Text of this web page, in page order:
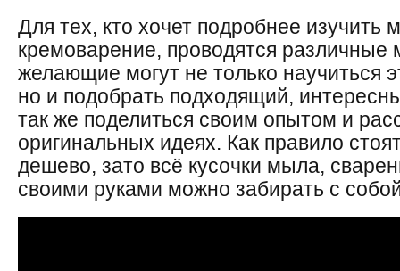
Для тех, кто хочет подробнее изучить
кремоварение, проводятся различные
желающие могут не только научиться
но и подобрать подходящий,
так же поделиться своим опытом и
оригинальных идеях. Как правило
дешево, зато всё кусочки мыла,
своими руками можно забирать с